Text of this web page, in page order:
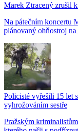
Marek Ztracený zrušil
Na pátečním koncertu
plánovaný ohňostroj
Policisté vyřešili 15 let
vyhrožováním sestře
Pražským